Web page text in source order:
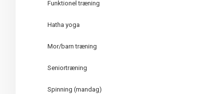
Funktionel træning
Hatha yoga
Mor/barn træning
Seniortræning
Spinning (mandag)